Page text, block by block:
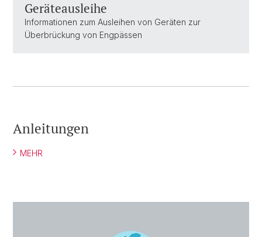
Geräteausleihe
Informationen zum Ausleihen von Geräten zur
Überbrückung von Engpässen
Anleitungen
MEHR